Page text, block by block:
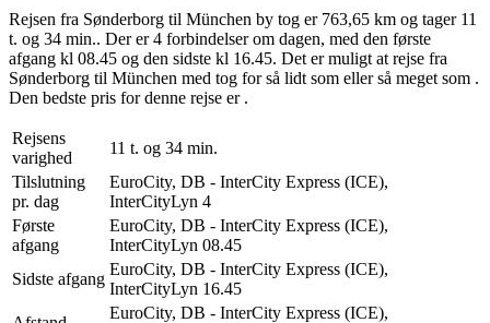
Rejsen fra Sønderborg til München by tog er 763,65 km og tager 11
t. og 34 min.. Der er 4 forbindelser om dagen, med den første
afgang kl 08.45 og den sidste kl 16.45. Det er muligt at rejse fra
Sønderborg til München med tog for så lidt som eller så meget som .
Den bedste pris for denne rejse er .
Rejsens
varighed
11 t. og 34 min.
Tilslutning
pr. dag
EuroCity, DB - InterCity Express (ICE),
InterCityLyn 4
Første
afgang
EuroCity, DB - InterCity Express (ICE),
InterCityLyn 08.45
Sidste afgang
EuroCity, DB - InterCity Express (ICE),
InterCityLyn 16.45
EuroCity, DB - InterCity Express (ICE),